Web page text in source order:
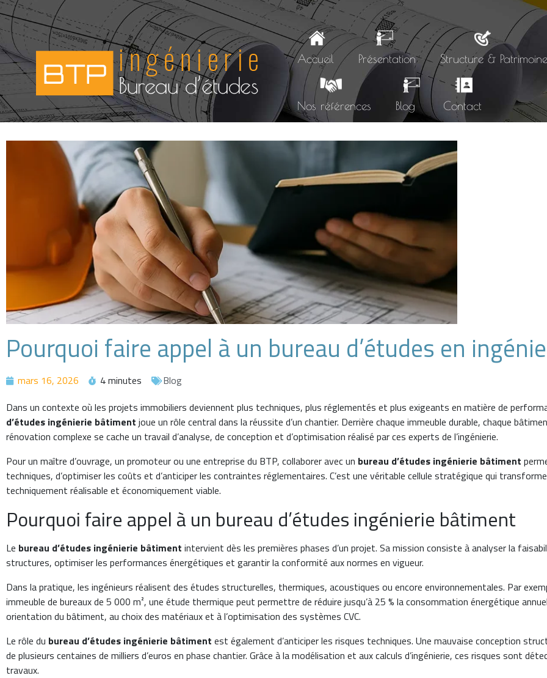
Accueil Présentation Structure & Patrimoine
Nos références Blog Contact
Pourquoi faire appel à un bureau d’études en
mars 16, 2026 4 minutes
Blog
Dans un contexte où les projets immobiliers deviennent plus techniques, plus réglementés et plus exigeants en matière de
d’études ingénierie bâtiment joue un rôle central dans la réussite d’un chantier. Derrière chaque immeuble durable, chaque
rénovation complexe se cache un travail d’analyse, de conception et d’optimisation réalisé par ces experts de l’ingénierie.
Pour un maître d’ouvrage, un promoteur ou une entreprise du BTP, collaborer avec un bureau d’études ingénierie bâtiment
techniques, d’optimiser les coûts et d’anticiper les contraintes réglementaires. C’est une véritable cellule stratégique qui
techniquement réalisable et économiquement viable.
Pourquoi faire appel à un bureau d’études ingénierie bâtiment
Le bureau d’études ingénierie bâtiment intervient dès les premières phases d’un projet. Sa mission consiste à analyser la
structures, optimiser les performances énergétiques et garantir la conformité aux normes en vigueur.
Dans la pratique, les ingénieurs réalisent des études structurelles, thermiques, acoustiques ou encore environnementales. Par
immeuble de bureaux de 5 000 m², une étude thermique peut permettre de réduire jusqu’à 25 % la consommation énergétique
orientation du bâtiment, au choix des matériaux et à l’optimisation des systèmes CVC.
Le rôle du bureau d’études ingénierie bâtiment est également d’anticiper les risques techniques. Une mauvaise conception
de plusieurs centaines de milliers d’euros en phase chantier. Grâce à la modélisation et aux calculs d’ingénierie, ces risques sont
travaux.